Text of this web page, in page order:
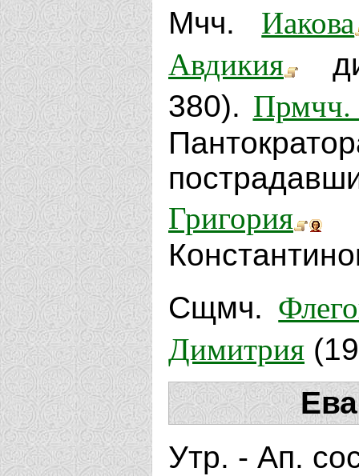
Мчч. Иакова
Авдикия
380). Прмчч.
Григория
Сщмч.
Димитрия
Утр. - Ап.